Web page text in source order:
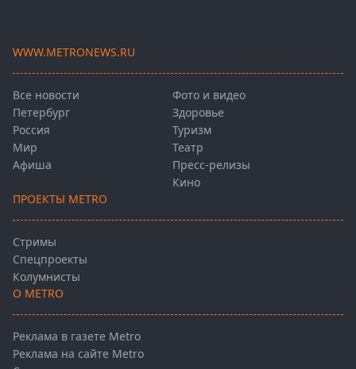
WWW.METRONEWS.RU
Все новости
Петербург
Россия
Мир
Афиша
Фото и видео
Здоровье
Туризм
Театр
Пресс-релизы
Кино
ПРОЕКТЫ METRO
Стримы
Спецпроекты
Колумнисты
О METRO
Реклама в газете Metro
Реклама на сайте Metro